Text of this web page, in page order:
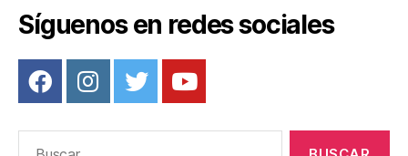
Síguenos en redes sociales